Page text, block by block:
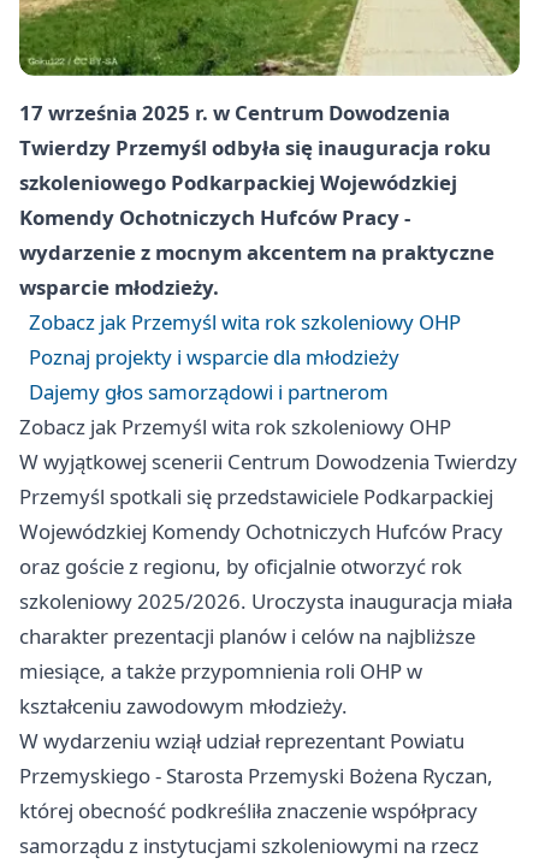
17 września 2025 r. w Centrum Dowodzenia
Twierdzy Przemyśl odbyła się inauguracja roku
szkoleniowego Podkarpackiej Wojewódzkiej
Komendy Ochotniczych Hufców Pracy -
wydarzenie z mocnym akcentem na praktyczne
wsparcie młodzieży.
Zobacz jak Przemyśl wita rok szkoleniowy OHP
Poznaj projekty i wsparcie dla młodzieży
Dajemy głos samorządowi i partnerom
Zobacz jak Przemyśl wita rok szkoleniowy OHP
W wyjątkowej scenerii Centrum Dowodzenia Twierdzy
Przemyśl spotkali się przedstawiciele Podkarpackiej
Wojewódzkiej Komendy Ochotniczych Hufców Pracy
oraz goście z regionu, by oficjalnie otworzyć rok
szkoleniowy 2025/2026. Uroczysta inauguracja miała
charakter prezentacji planów i celów na najbliższe
miesiące, a także przypomnienia roli OHP w
kształceniu zawodowym młodzieży.
W wydarzeniu wziął udział reprezentant Powiatu
Przemyskiego - Starosta Przemyski Bożena Ryczan,
której obecność podkreśliła znaczenie współpracy
samorządu z instytucjami szkoleniowymi na rzecz